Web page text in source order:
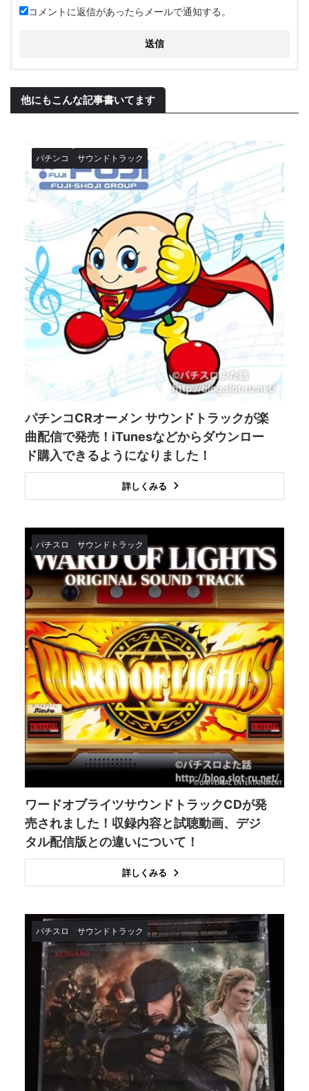
コメントに返信があったらメールで通知する。
他にもこんな記事書いてます
パチンコ サウンドトラック
パチンコCRオーメン サウンドトラックが楽
曲配信で発売！iTunesなどからダウンロー
ド購入できるようになりました！
詳しくみる
パチスロ サウンドトラック
ワードオブライツサウンドトラックCDが発
売されました！収録内容と試聴動画、デジ
タル配信版との違いについて！
詳しくみる
パチスロ サウンドトラック